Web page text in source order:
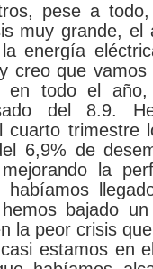
pese a
muy grande, el
energía
creo que
en todo el
del 8.9.
trimestre
6,9% de
la
bajado
la peor crisis
estamos en